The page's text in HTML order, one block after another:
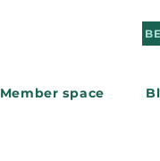
Member space